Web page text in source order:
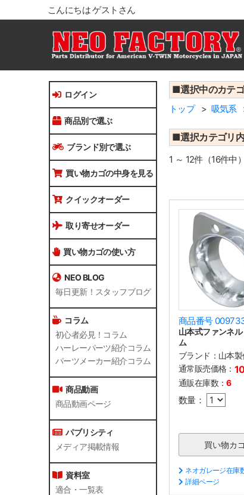
こんにちは ゲストさん
ログイン
商品別で選ぶ
ブランド別で選ぶ
買い物カゴの中身を見る
クイックオーダー
取り寄せオーダー
買い物カゴの使い方
NEO BLOG
毎日更新！スタッフブログ
コラム
初心者必見！コラム
ハーレーパーツ紹介コラム
パーツメーカー紹介コラム
商品動画
商品動画ページ
パブリシティ
メディア掲載情報
資料室
適合・一覧表
■選択中のカテ
トップ 吸気系
■選択カテゴリ
1 ～ 12件（16件中）
商品番号
山本式ファンネル
ム
ブランド： 山本
通常販売価格：
通販在庫数：6
数量：
ネオガレージ在庫
詳細ページ